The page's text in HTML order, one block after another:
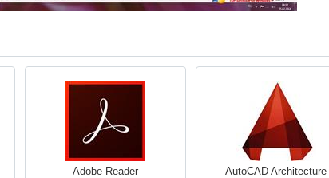
Adobe Reader AutoCAD Architecture